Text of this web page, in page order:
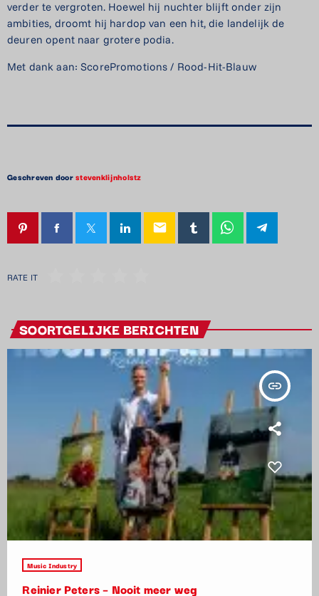
verder te vergroten. Hoewel hij nuchter blijft onder zijn
ambities, droomt hij hardop van een hit, die landelijk de
deuren opent naar grotere podia.
Met dank aan: ScorePromotions / Rood-Hit-Blauw
Geschreven doorstevenklijnholstz
email
RATE IT
SOORTGELIJKE BERICHTEN
insert_link
Music Industry
Reinier Peters – Nooit meer weg